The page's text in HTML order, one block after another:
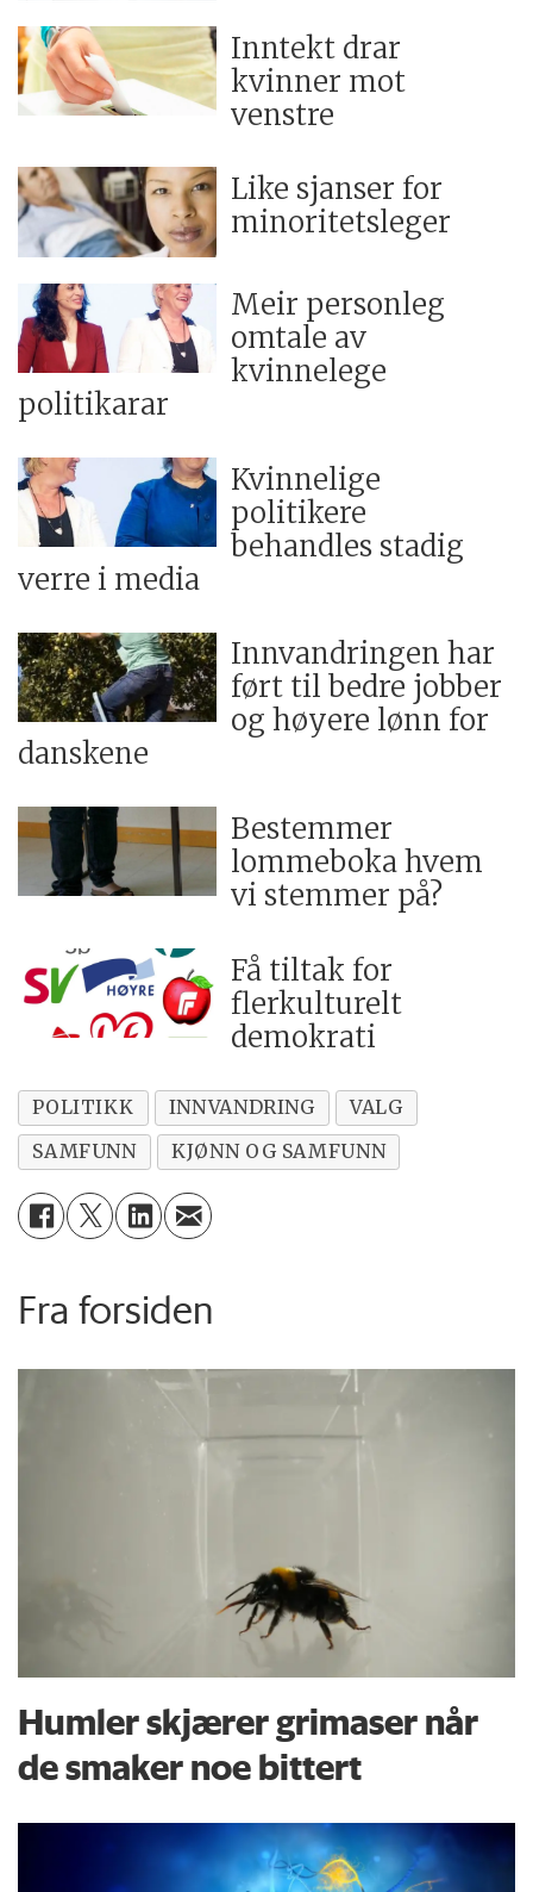
Inntekt drar
kvinner mot
venstre
Like sjanser for
minoritetsleger
Meir personleg
omtale av
kvinnelege
politikarar
Kvinnelige
politikere
behandles stadig
verre i media
Innvandringen har
ført til bedre jobber
og høyere lønn for
danskene
Bestemmer
lommeboka hvem
vi stemmer på?
Få tiltak for
flerkulturelt
demokrati
POLITIKK INNVANDRING
VALG
SAMFUNN
KJØNN OG SAMFUNN
Fra forsiden
Humler skjærer grimaser når
de smaker noe bittert